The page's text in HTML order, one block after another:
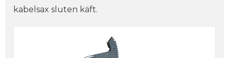
kabelsax sluten käft.